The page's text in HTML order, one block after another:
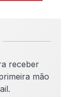
receber
mão